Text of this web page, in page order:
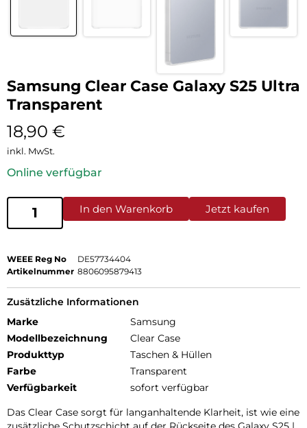
Samsung Clear Case Galaxy S25 Ultra
Transparent
18,90 €
inkl. MwSt.
Online verfügbar
In den Warenkorb Jetzt kaufen
WEEE Reg No
DE57734404
Artikelnummer 8806095879413
Zusätzliche Informationen
Marke
Samsung
Modellbezeichnung
Clear Case
Produkttyp
Taschen & Hüllen
Farbe
Transparent
Verfügbarkeit
sofort verfügbar
Das Clear Case sorgt für langanhaltende Klarheit, ist wie eine